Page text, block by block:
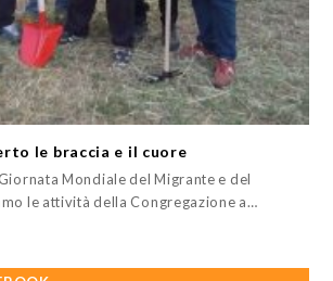
le braccia e il cuore
Mondiale del Migrante e del
le attività della Congregazione a…